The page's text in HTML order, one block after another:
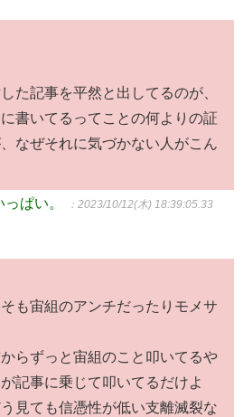
た記事を平然と出してるのが、
書いてるってことの何よりの証
なぜそれに気づかない人がこん
ぱい。 ：2023/10/12(木) 18:39:05.33
も宙組のアンチだったりモメサ
らずっと宙組のこと叩いてるや
記事に乗じて叩いてるだけよ
見ても信憑性が低い支離滅裂な